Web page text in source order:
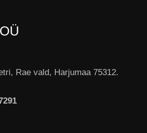
Rae vald, Harjumaa 75312.